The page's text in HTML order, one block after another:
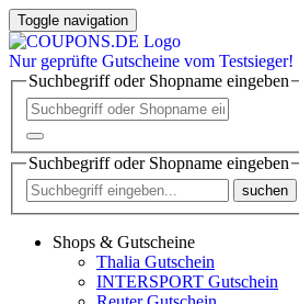
Toggle navigation
Nur geprüfte Gutscheine vom Testsieger!
Suchbegriff oder Shopname eingeben
Suchbegriff oder Shopname eingeben
suchen
Shops & Gutscheine
Thalia Gutschein
INTERSPORT Gutschein